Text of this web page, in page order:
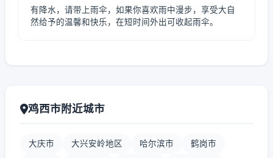
有降水，请带上雨伞，如果你喜欢雨中漫步，享受大自
然给予的温馨和快乐，在短时间外出可收起雨伞。
鸡西市附近城市
大庆市 大兴安岭地区 哈尔滨市 鹤岗市